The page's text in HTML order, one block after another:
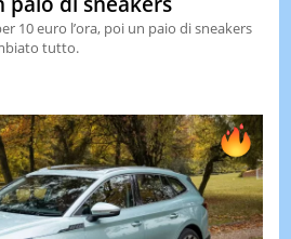
10 euro l’ora, poi un paio di sneakers
tutto.